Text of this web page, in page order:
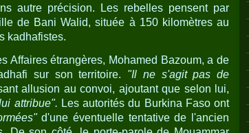
autre précision. Les rebelles pensent par
de Bani Walid, située à 150 kilomètres au
kadhafistes.
Affaires étrangères, Mohamed Bazoum, a de
sur son territoire. "Il ne s'agit pas de
allusion au convoi, ajoutant que selon lui,
attribue". Les autorités du Burkina Faso ont
d'une éventuelle tentative de l'ancien